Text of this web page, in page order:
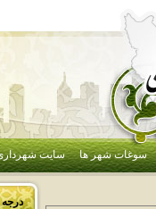
سوغات شهر ها سایت